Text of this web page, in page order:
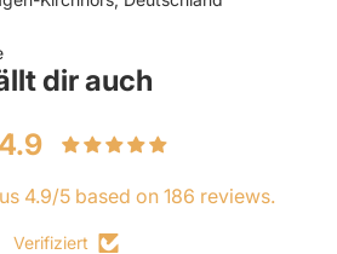
dir auch
4.9
4.9/5 based on 186 reviews.
Verifiziert